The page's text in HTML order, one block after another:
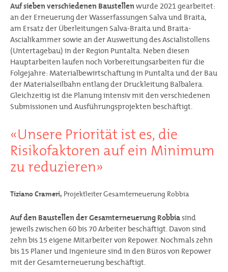
Auf sieben verschiedenen Baustellen wurde 2021 gearbeitet:
an der Erneuerung der Wasserfassungen Salva und Braita,
am Ersatz der Überleitungen Salva-Braita und Braita-
Ascialikammer sowie an der Ausweitung des Ascialistollens
(Untertagebau) in der Region Puntalta. Neben diesen
Hauptarbeiten laufen noch Vorbereitungsarbeiten für die
Folgejahre: Materialbewirtschaftung in Puntalta und der Bau
der Materialseilbahn entlang der Druckleitung Balbalera.
Gleichzeitig ist die Planung intensiv mit den verschiedenen
Submissionen und Ausführungsprojekten beschäftigt.
«Unsere Priorität ist es, die
Risikofaktoren auf ein Minimum
zu reduzieren»
Tiziano Crameri, Projektleiter Gesamterneuerung Robbia
Auf den Baustellen der Gesamterneuerung Robbiasind
jeweils zwischen 60 bis 70 Arbeiter beschäftigt. Davon sind
zehn bis 15 eigene Mitarbeiter von Repower. Nochmals zehn
bis 15 Planer und Ingenieure sind in den Büros von Repower
mit der Gesamterneuerung beschäftigt.